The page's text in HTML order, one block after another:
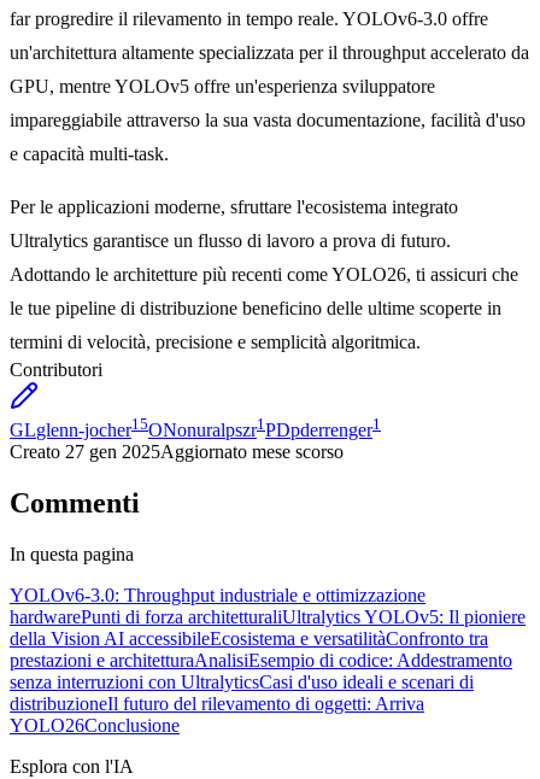
far progredire il rilevamento in tempo reale. YOLOv6-3.0 offre
un'architettura altamente specializzata per il throughput accelerato da
GPU, mentre YOLOv5 offre un'esperienza sviluppatore
impareggiabile attraverso la sua vasta documentazione, facilità d'uso
e capacità multi-task.
Per le applicazioni moderne, sfruttare l'ecosistema integrato
Ultralytics garantisce un flusso di lavoro a prova di futuro.
Adottando le architetture più recenti come YOLO26, ti assicuri che
le tue pipeline di distribuzione beneficino delle ultime scoperte in
termini di velocità, precisione e semplicità algoritmica.
Contributori
GLglenn-jocher15ONonuralpszr1PDpderrenger1
Creato 27 gen 2025Aggiornato mese scorso
Commenti
In questa pagina
YOLOv6-3.0: Throughput industriale e ottimizzazione
hardwarePunti di forza architetturaliUltralytics YOLOv5: Il pioniere
della Vision AI accessibileEcosistema e versatilitàConfronto tra
prestazioni e architetturaAnalisiEsempio di codice: Addestramento
senza interruzioni con UltralyticsCasi d'uso ideali e scenari di
distribuzioneIl futuro del rilevamento di oggetti: Arriva
YOLO26Conclusione
Esplora con l'IA